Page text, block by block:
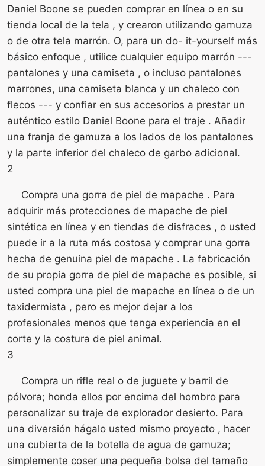
Daniel Boone se pueden comprar en línea o en su
tienda local de la tela , y crearon utilizando gamuza
o de otra tela marrón. O, para un do- it-yourself más
básico enfoque , utilice cualquier equipo marrón ---
pantalones y una camiseta , o incluso pantalones
marrones, una camiseta blanca y un chaleco con
flecos --- y confiar en sus accesorios a prestar un
auténtico estilo Daniel Boone para el traje . Añadir
una franja de gamuza a los lados de los pantalones
y la parte inferior del chaleco de garbo adicional.
2
Compra una gorra de piel de mapache . Para
adquirir más protecciones de mapache de piel
sintética en línea y en tiendas de disfraces , o usted
puede ir a la ruta más costosa y comprar una gorra
hecha de genuina piel de mapache . La fabricación
de su propia gorra de piel de mapache es posible, si
usted compra una piel de mapache en línea o de un
taxidermista , pero es mejor dejar a los
profesionales menos que tenga experiencia en el
corte y la costura de piel animal.
3
Compra un rifle real o de juguete y barril de
pólvora; honda ellos por encima del hombro para
personalizar su traje de explorador desierto. Para
una diversión hágalo usted mismo proyecto , hacer
una cubierta de la botella de agua de gamuza;
simplemente coser una pequeña bolsa del tamaño